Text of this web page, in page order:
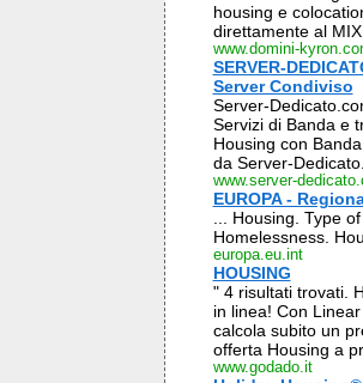
housing e
direttamente al
www.domini-
SERVER-
Server Condiviso
Server-
Servizi di Banda e
Housing con
da Server-
www.server-
EUROPA -
... Housing. Type
Homelessness.
europa.eu.int
HOUSING
" 4 risultati trovati.
in linea! Con
calcola subito un
offerta Housing a
www.godado.it